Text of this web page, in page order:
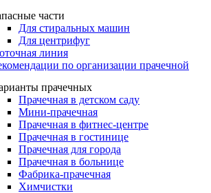
части
Для стиральных машин
Для центрифуг
линия
по организации прачечной
прачечных
Прачечная в детском саду
Мини-прачечная
Прачечная в фитнес-центре
Прачечная в гостинице
Прачечная для города
Прачечная в больнице
Фабрика-прачечная
Химчистки